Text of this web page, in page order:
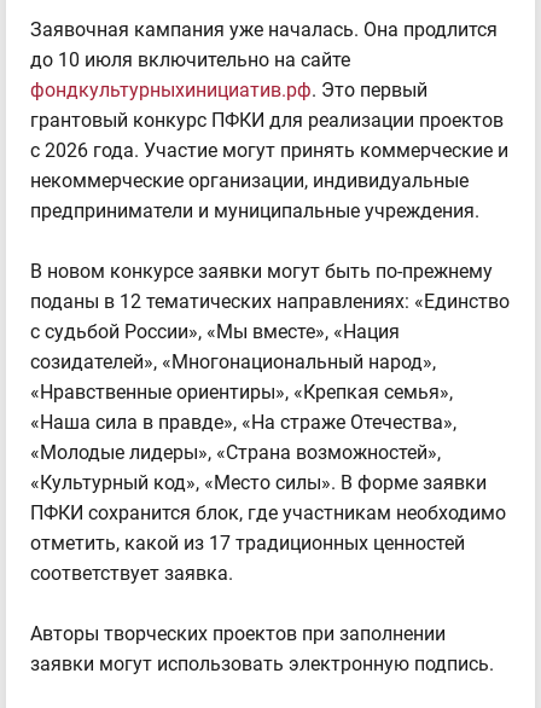
Заявочная кампания уже началась. Она продлится
до 10 июля включительно на сайте
фондкультурныхинициатив.рф. Это первый
грантовый конкурс ПФКИ для реализации проектов
с 2026 года. Участие могут принять коммерческие и
некоммерческие организации, индивидуальные
предприниматели и муниципальные учреждения.
В новом конкурсе заявки могут быть по-прежнему
поданы в 12 тематических направлениях: «Единство
с судьбой России», «Мы вместе», «Нация
созидателей», «Многонациональный народ»,
«Нравственные ориентиры», «Крепкая семья»,
«Наша сила в правде», «На страже Отечества»,
«Молодые лидеры», «Страна возможностей»,
«Культурный код», «Место силы». В форме заявки
ПФКИ сохранится блок, где участникам необходимо
отметить, какой из 17 традиционных ценностей
соответствует заявка.
Авторы творческих проектов при заполнении
заявки могут использовать электронную подпись.